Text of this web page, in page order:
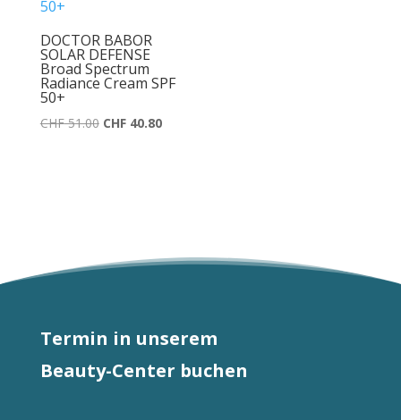
DOCTOR BABOR
SOLAR DEFENSE
Broad Spectrum
Radiance Cream SPF
50+
CHF51.00 Ursprünglicher
CHF40.80Aktueller
Termin in unserem
Beauty-Center buchen